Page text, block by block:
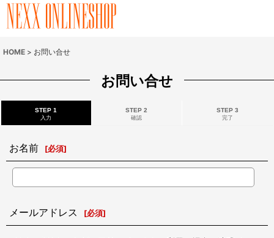
HOME > お問い合せ
お問い合せ
STEP 1
入力
STEP 2
確認
STEP 3
完了
お名前 [必須]
メールアドレス [必須]